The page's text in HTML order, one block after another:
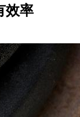
效率